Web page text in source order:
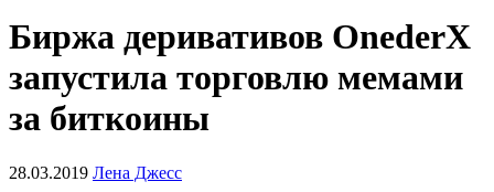
Биржа деривативов OnederX
запустила торговлю мемами
за биткоины
28.03.2019 Лена Джесс